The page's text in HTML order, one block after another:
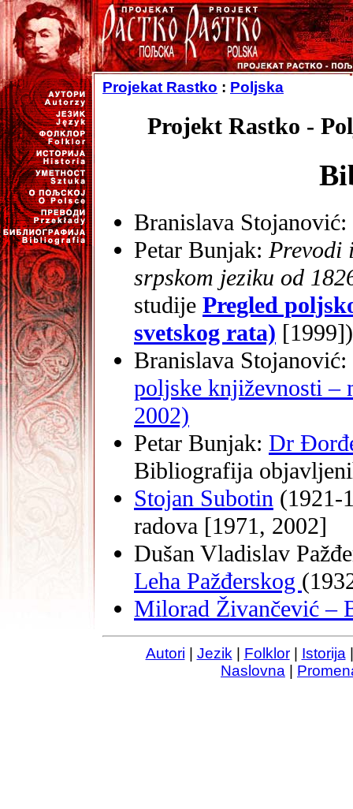
Projekat Rastko : Poljska
Projekt Rastko -
Branislava Stojanović:
Petar Bunjak: Prevodi
srpskom jeziku od
studije Pregled
svetskog rata) [1999])
Branislava Stojanović:
poljske književnosti –
2002)
Petar Bunjak: Dr
Bibliografija
Stojan Subotin (1921-
radova [1971, 2002]
Dušan Vladislav
Leha Pažđerskog
Milorad Živančević –
Autori Jezik Folklor| Istorija
Naslovna